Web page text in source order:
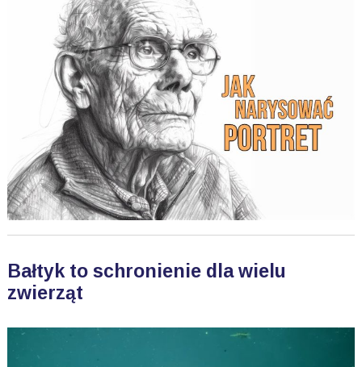
Bałtyk to schronienie dla wielu
zwierząt